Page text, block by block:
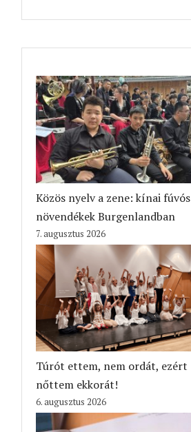
Közös nyelv a zene: kínai fúvós
növendékek Burgenlandban
7. augusztus 2026
Túrót ettem, nem ordát, ezért
nőttem ekkorát!
6. augusztus 2026